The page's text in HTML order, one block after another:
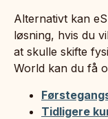
Alternativt kan
løsning, hvis du
at skulle skifte
World kan du få
Tidligere